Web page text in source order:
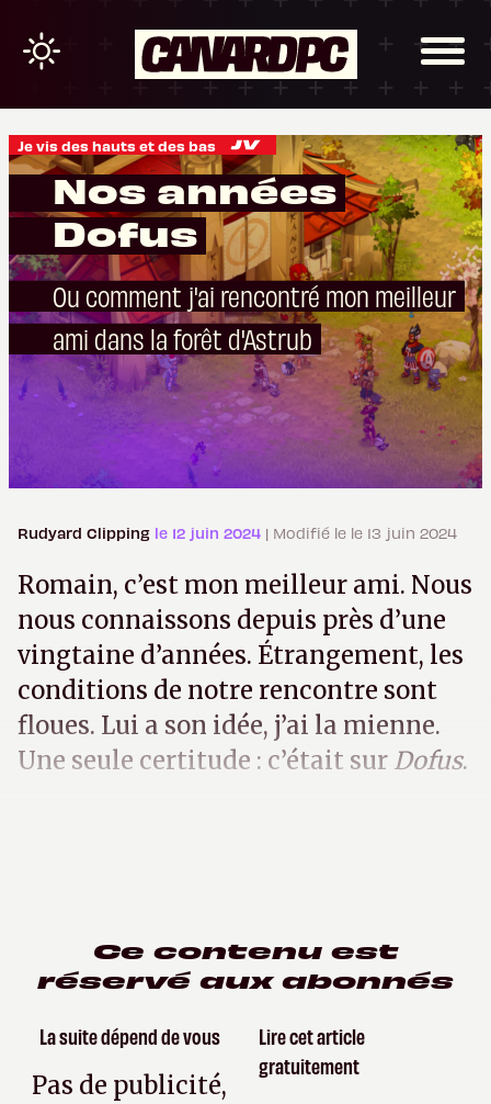
Je vis des hauts et des bas
Nos années
Dofus
Ou comment j'ai rencontré mon meilleur
ami dans la forêt d'Astrub
Rudyard Clipping le 12 juin 2024 | Modifié le le 13 juin 2024
Romain, c’est mon meilleur ami. Nous
nous connaissons depuis près d’une
vingtaine d’années. Étrangement, les
conditions de notre rencontre sont
floues. Lui a son idée, j’ai la mienne.
Une seule certitude : c’était sur Dofus.
Ce contenu est
réservé aux abonnés
La suite dépend de vous
Pas de publicité,
Lire cet article
gratuitement